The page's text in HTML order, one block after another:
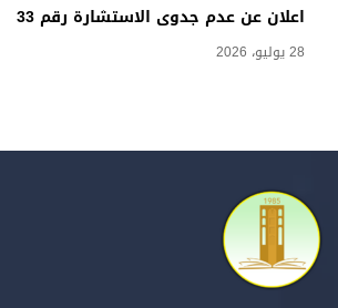
اعلان عن عدم جدوى الاستشارة رقم 33
28 يوليو، 2026